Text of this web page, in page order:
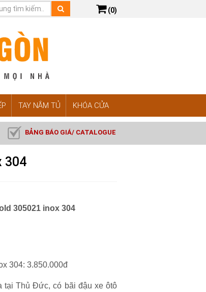
(0)
TAY NẮM TỦ KHÓA CỬA
BẢNG BÁO GIÁ/ CATALOGUE
304
305021 inox 304
304: 3.850.000đ
tại Thủ Đức, có bãi đậu xe ôtô